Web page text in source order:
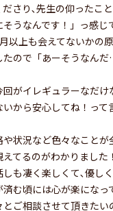
さり､先生の仰ったこ
そうなんです！」っ感
以上も会えてないかの
たので「あーそうなん
回がイレギュラーなだけ
いから安心してね！って
や状況など色々なことが
えてるのがわかりました！
しも凄く楽しくて､優し
む頃には心が楽になっ
とご相談させて頂きた